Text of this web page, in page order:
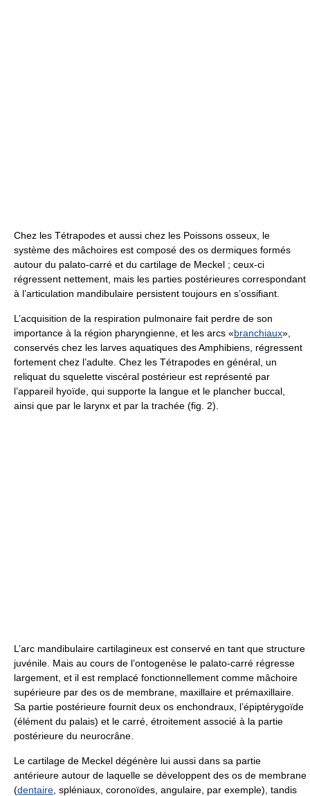
Chez les Tétrapodes et aussi chez les Poissons osseux, le
système des mâchoires est composé des os dermiques formés
autour du palato-carré et du cartilage de Meckel ; ceux-ci
régressent nettement, mais les parties postérieures correspondant
à l’articulation mandibulaire persistent toujours en s’ossifiant.
L’acquisition de la respiration pulmonaire fait perdre de son
importance à la région pharyngienne, et les arcs «branchiaux»,
conservés chez les larves aquatiques des Amphibiens, régressent
fortement chez l’adulte. Chez les Tétrapodes en général, un
reliquat du squelette viscéral postérieur est représenté par
l’appareil hyoïde, qui supporte la langue et le plancher buccal,
ainsi que par le larynx et par la trachée (fig. 2).
L’arc mandibulaire cartilagineux est conservé en tant que structure
juvénile. Mais au cours de l’ontogenèse le palato-carré régresse
largement, et il est remplacé fonctionnellement comme mâchoire
supérieure par des os de membrane, maxillaire et prémaxillaire.
Sa partie postérieure fournit deux os enchondraux, l’épiptérygoïde
(élément du palais) et le carré, étroitement associé à la partie
postérieure du neurocrâne.
Le cartilage de Meckel dégénère lui aussi dans sa partie
antérieure autour de laquelle se développent des os de membrane
(dentaire , spléniaux, coronoïdes, angulaire, par exemple), tandis